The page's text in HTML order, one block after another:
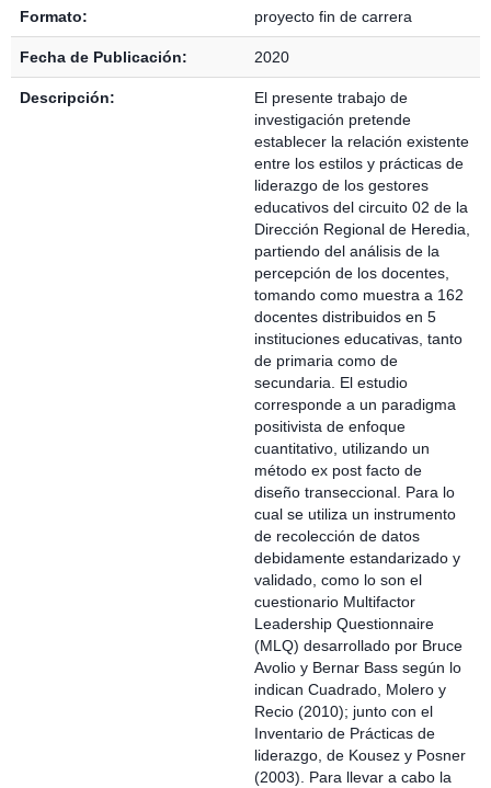
Formato: proyecto fin de carrera
Fecha de Publicación: 2020
Descripción:
El presente trabajo de
investigación pretende
establecer la relación existente
entre los estilos y prácticas de
liderazgo de los gestores
educativos del circuito 02 de la
Dirección Regional de Heredia,
partiendo del análisis de la
percepción de los docentes,
tomando como muestra a 162
docentes distribuidos en 5
instituciones educativas, tanto
de primaria como de
secundaria. El estudio
corresponde a un paradigma
positivista de enfoque
cuantitativo, utilizando un
método ex post facto de
diseño transeccional. Para lo
cual se utiliza un instrumento
de recolección de datos
debidamente estandarizado y
validado, como lo son el
cuestionario Multifactor
Leadership Questionnaire
(MLQ) desarrollado por Bruce
Avolio y Bernar Bass según lo
indican Cuadrado, Molero y
Recio (2010); junto con el
Inventario de Prácticas de
liderazgo, de Kousez y Posner
(2003). Para llevar a cabo la